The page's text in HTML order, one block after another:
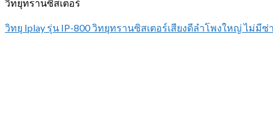
วิทยุทรานซิสเตอร์
วิทยุ Iplay รุ่น IP-800 วิทยุทรานซิสเตอร์เสียงดีลำโพงใหญ่ ไม่มีซ่า